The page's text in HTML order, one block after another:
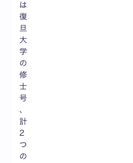
は
復
旦
大
学
の
修
士
号
、
計
2
つ
の